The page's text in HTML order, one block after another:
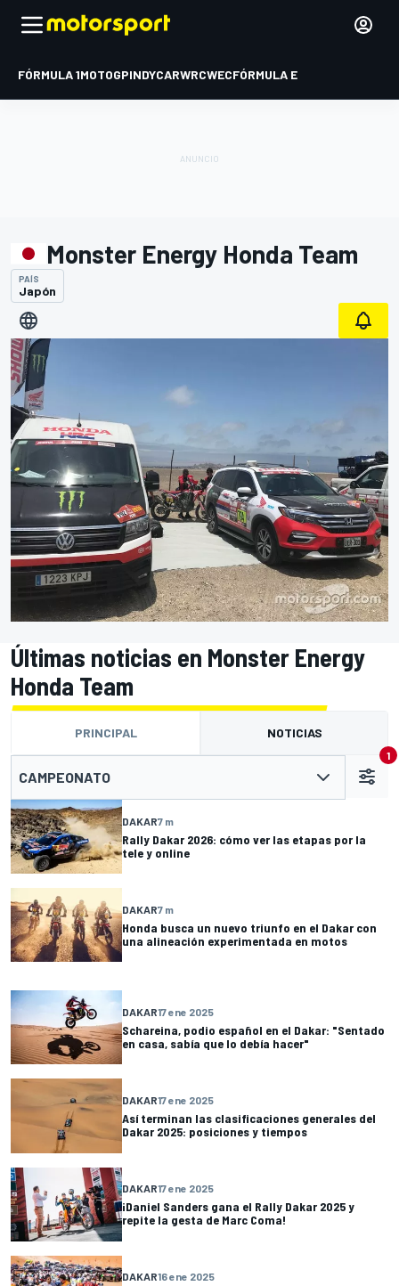
FÓRMULA 1MOTOGPINDYCARWRCWECFÓRMULA E
Monster Energy Honda Team
PAÍS
Japón
Últimas noticias en Monster Energy
Honda Team
PRINCIPAL NOTICIAS
CAMPEONATO
1
DAKAR7 m
Rally Dakar 2026: cómo ver las etapas por la
tele y online
DAKAR7 m
Honda busca un nuevo triunfo en el Dakar con
una alineación experimentada en motos
DAKAR17 ene 2025
Schareina, podio español en el Dakar: "Sentado
en casa, sabía que lo debía hacer"
DAKAR17 ene 2025
Así terminan las clasificaciones generales del
Dakar 2025: posiciones y tiempos
DAKAR17 ene 2025
¡Daniel Sanders gana el Rally Dakar 2025 y
repite la gesta de Marc Coma!
DAKAR16 ene 2025